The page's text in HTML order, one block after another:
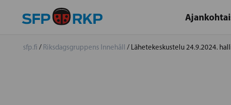
sfp.fi / Riksdagsgruppens Innehåll / Lähetekeskustelu 24.9.2024.